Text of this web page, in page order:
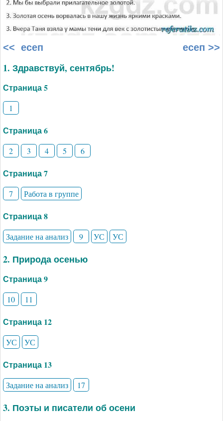
<< есеп есеп >>
1. Здравствуй, сентябрь!
Страница 5
1
Страница 6
2 3 4 5 6
Страница 7
7 Работа в группе
Страница 8
Задание на анализ 9 УС УС
2. Природа осенью
Страница 9
10 11
Страница 12
УС УС
Страница 13
Задание на анализ 17
3. Поэты и писатели об осени